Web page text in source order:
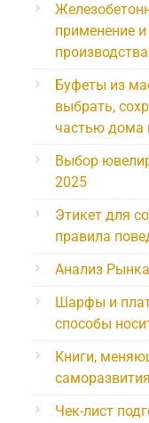
применение
производства
Буфеты из
выбрать,
частью дома
Выбор
2025
Этикет для
правила
Анализ
Шарфы и
способы
Книги,
Чек-лист